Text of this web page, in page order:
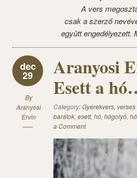
A vers
csak a szerző
együtt engedélyezett.
dec
29
By
Aranyosi
Ervin
Aranyosi
Esett a
Category:Gyerekvers,
barátok, esett, hó, hógolyó,
a Comment